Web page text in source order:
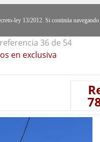
ley 13/2012. Si continúa
36 de 54
en exclusiva